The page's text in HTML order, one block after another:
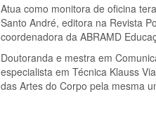
Atua como monitora de oficina
Santo André, editora na Revista
coordenadora da ABRAMD
Doutoranda e mestra em
especialista em Técnica Klauss
das Artes do Corpo pela mesma